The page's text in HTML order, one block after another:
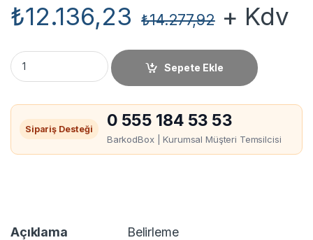
₺12.136,23 ₺14.277,92+ Kdv
Honeywell PC42T Barkod Yazıcı miktar
Sepete Ekle
Sipariş Desteği 0 555 184 53 53
BarkodBox | Kurumsal Müşteri Temsilcisi
Açıklama Belirleme